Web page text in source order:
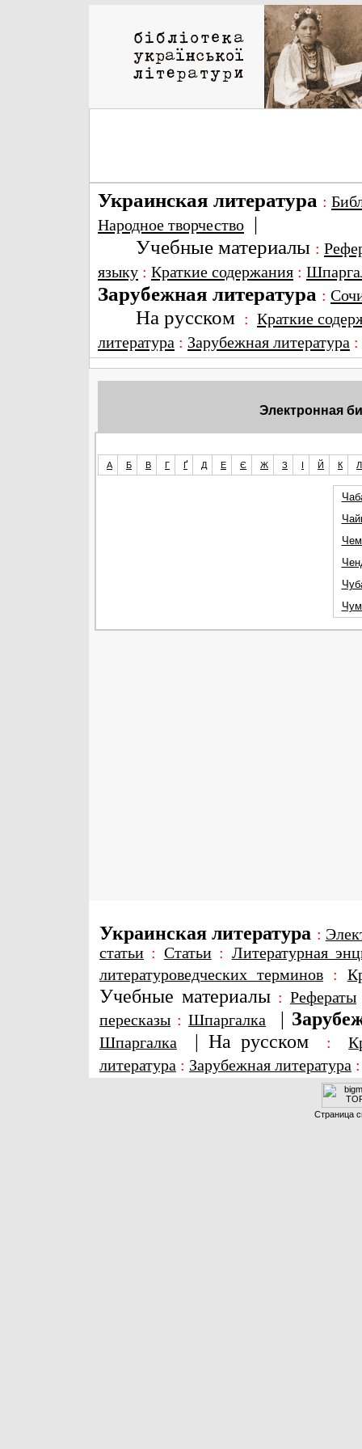
Украинская литература :
Народное творчество |
Учебные материалы :
языку : Краткие содержания :
Зарубежная литература :
На русском : Краткие
литература : Зарубежная литература
Электронная
А Б В Г Ґ Д Е Є Ж З І Й К Л
Украинская литература :
статьи : Статьи: Литературная
литературоведческих терминов:
Учебные материалы : Рефераты
пересказы : Шпаргалка |
Шпаргалка | На русском :
литература : Зарубежная литература
Страница